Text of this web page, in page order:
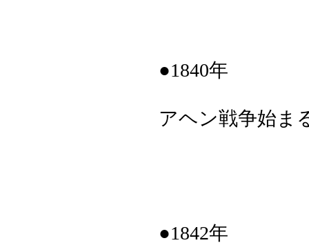
●1840年
アヘン戦争始ま
●1842年